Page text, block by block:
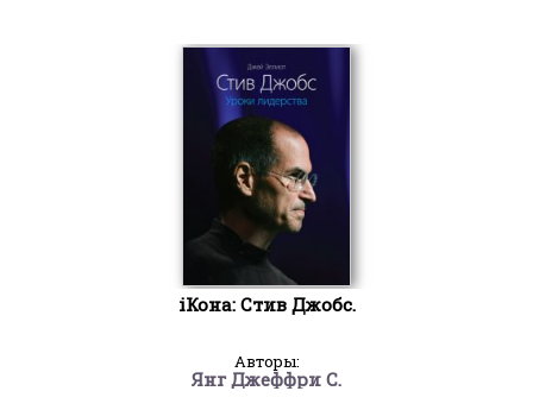
iКона: Стив Джобс.
Авторы:
Янг Джеффри С.